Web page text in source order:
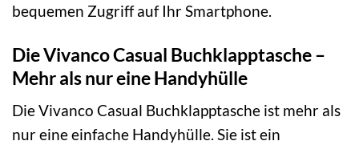
bequemen Zugriff auf Ihr Smartphone.
Die Vivanco Casual Buchklapptasche –
Mehr als nur eine Handyhülle
Die Vivanco Casual Buchklapptasche ist mehr als
nur eine einfache Handyhülle. Sie ist ein